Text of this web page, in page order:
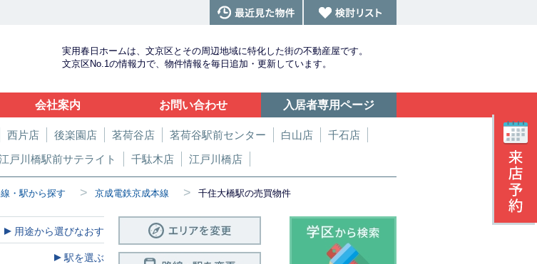
実用春日ホームは、文京区とその周辺地域に特化した街の不動産屋です。
文京区No.1の情報力で、物件情報を毎日追加・更新しています。
会社案内 お問い合わせ 入居者専用ページ
西片店 後楽園店 茗荷谷店 茗荷谷駅前センター 白山店
千石店
戸川橋駅前サテライト 千駄木店 江戸川橋店
・駅から探す > 京成電鉄京成本線 > 千住大橋駅の売買物件
用途から選びなおす
駅を選ぶ